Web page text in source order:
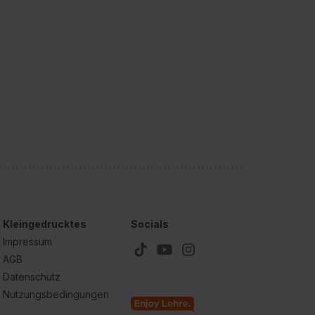
Kleingedrucktes
Impressum
AGB
Datenschutz
Nutzungsbedingungen
Socials